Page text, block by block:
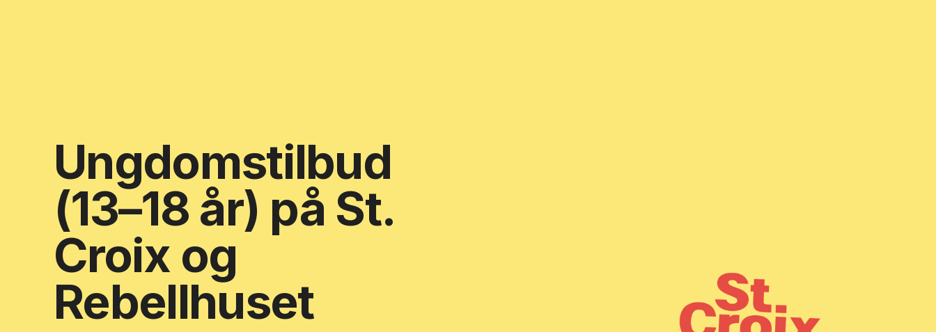
Ungdomstilbud
(13–18 år) på St.
Croix og
Rebellhuset